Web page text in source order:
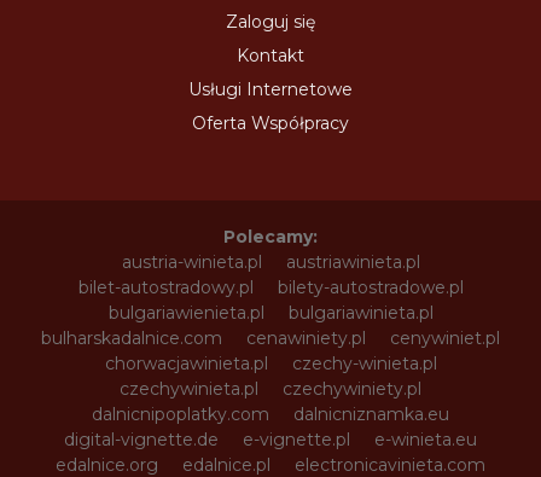
Zaloguj się
Kontakt
Usługi Internetowe
Oferta Współpracy
Polecamy:
austria-winieta.pl
austriawinieta.pl
bilet-autostradowy.pl
bilety-autostradowe.pl
bulgariawienieta.pl
bulgariawinieta.pl
bulharskadalnice.com
cenawiniety.pl
cenywiniet.pl
chorwacjawinieta.pl
czechy-winieta.pl
czechywinieta.pl
czechywiniety.pl
dalnicnipoplatky.com
dalnicniznamka.eu
digital-vignette.de
e-vignette.pl
e-winieta.eu
edalnice.org
edalnice.pl
electronicavinieta.com